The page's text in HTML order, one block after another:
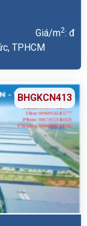
Giá/m2: đ
TPHCM
BHGKCN413